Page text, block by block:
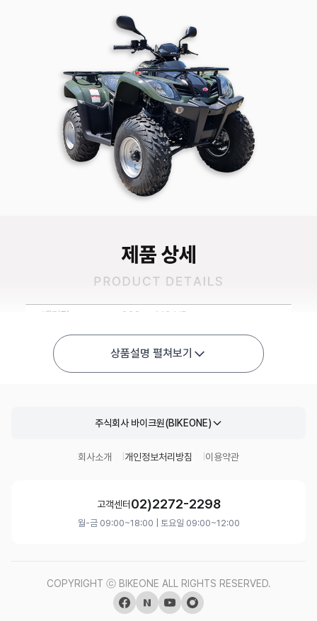
상품설명 펼쳐보기
주식회사 바이크원(BIKEONE)
회사소개 개인정보처리방침 이용약관
고객센터 02)2272-2298
월-금 09:00~18:00 | 토요일 09:00~12:00
COPYRIGHT ⓒ BIKEONE ALL RIGHTS RESERVED.